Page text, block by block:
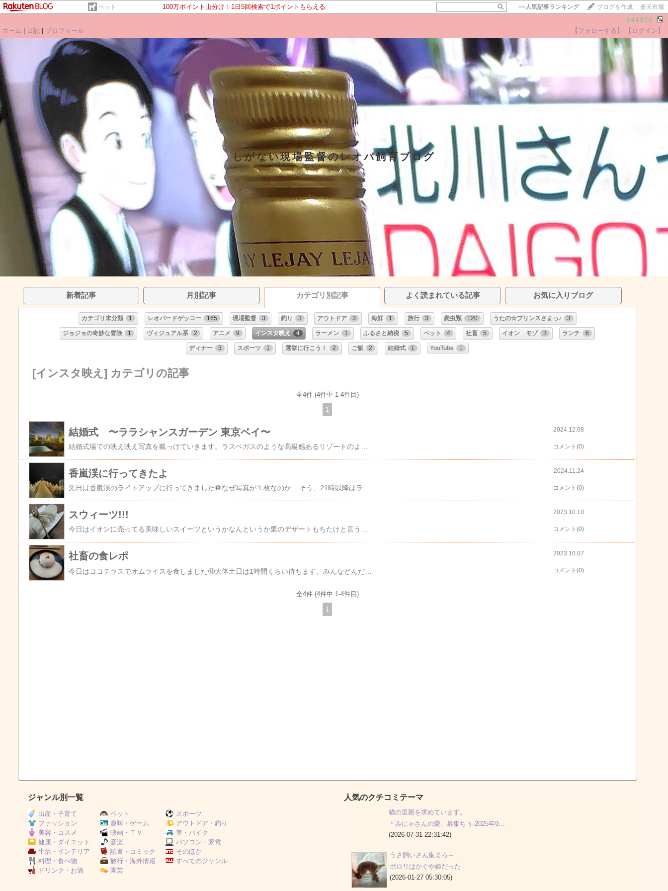
ペット 100万ポイント山分け！1日5回検索で1ポイントもらえる >>人気記事ランキング ブログを作成 楽天市場
044970
ホーム
日記 プロフィール 【フォローする】 【ログイン】
しがない現場監督のレオパ飼育ブログ
新着記事 月別記事 カテゴリ別記事 よく読まれている記事 お気に入りブログ
カテゴリ未分類 1 レオパードゲッコー 165 現場監督 3 釣り 3 アウトドア 3 海鮮 1 旅行 3 爬虫類 120 うたの☆プリンスさまっ♪ 3
ジョジョの奇妙な冒険 1 ヴィジュアル系 2 アニメ 9 インスタ映え 4 ラーメン 1 ふるさと納税 5 ペット 4 社畜 5 イオン モゾ 3 ランチ 6
ディナー 3 スポーツ 1 選挙に行こう！ 2 ご飯 2 結婚式 1 YouTube 1
[インスタ映え] カテゴリの記事
全4件 (4件中 1-4件目)
1
結婚式 〜ララシャンスガーデン 東京ベイ〜 2024.12.08
コメント(0)
香嵐渓に行ってきたよ 2024.11.24
コメント(0)
スウィーツ!!! 2023.10.10
コメント(0)
社畜の食レポ
今日はココテラスでオムライスを食しました🤤大体土日は1時間くらい待ちます。みんなどんだけ食べたいねーん✋社畜はチーズを増量するのでどんどん肥えていきます。体重も〇0キロ越えそうです。なんかついでに頼んでしまったし😫来週から本気出す!!!!!10月10日終了！クーポンで799円★輝きの青汁プラセンタ 入り 3g×30包入り 送料無料】 ダイエット サプリメント 大麦若葉 抹茶 乳酸菌 食物繊維 ビタミンC カルシウム だけでなく 青汁プラセンタも【2020summer】【seedcoms_DEAL4】/D0818青汁って地味に美味しくて一時ハマる😋6キロ落とした時は激社畜と夜ご飯プロテイン生活してました。【ふるさと納税】 プロテイン ビーレジェンド 1kg 選べる12種 筋トレ ボディメイク たんぱく質 タンパク質 ビタミンC ビタミンB6 栄養補給 ホエイ プロテイン 送料無料 埼玉県 No.730ふるさと納税にもありますねこっちは味が多いけど量が多いから悩みます。本日終了＼最大P13倍／ プロテイン 女性 ダイエット プロテインダイエット 置き換えダイエット 置き換え シェイク ファスティング 無添加 たんぱく質 低糖質 低脂質 タンパク質 ソイプロテイン ホエイプロテイン 美味しい 飲みやすい 低カロリー 国産 バンビウォータープロテインの置き換えは本当に最強です( ᐛ )و
2023.10.07
コメント(0)
全4件 (4件中 1-4件目)
1
ジャンル別一覧
出産・子育て
ファッション
美容・コスメ
健康・ダイエット
生活・インテリア
料理・食べ物
ドリンク・お酒
ペット
趣味・ゲーム
映画・ＴＶ
音楽
読書・コミック
旅行・海外情報
園芸
スポーツ
アウトドア・釣り
車・バイク
パソコン・家電
そのほか
すべてのジャンル
人気のクチコミテーマ
猫の里親を求めています。
＊みにゃさんの愛、募集ちぅ-2025年9…
(2026-07-31 22:31:42)
うさ飼いさん集まろ～
ポロリはかぐや姫だった
(2026-01-27 05:30:05)